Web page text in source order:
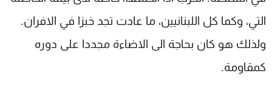
التي، وكما كل اللبنانيين، ما عادت تجد خبزا في الافران.
ولذلك هو كان بحاجة الى الاضاءة مجددا على دوره
كمقاومة.